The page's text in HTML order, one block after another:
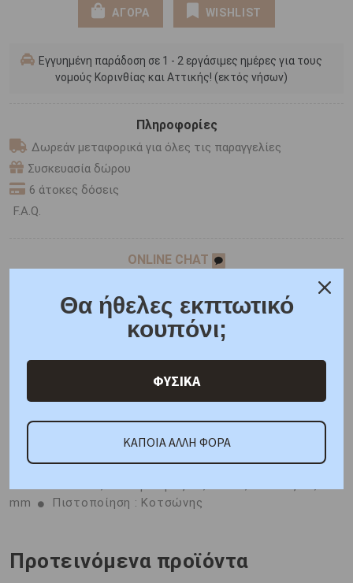
ΑΓΟΡΑ WISHLIST
Εγγυημένη παράδοση σε 1 - 2 εργάσιμες ημέρες για τους
νομούς Κορινθίας και Αττικής! (εκτός νήσων)
Πληροφορίες
Δωρεάν μεταφορικά για όλες τις παραγγελίες
Συσκευασία δώρου
6 άτοκες δόσεις
F.A.Q.
ONLINE CHAT
Κριτικές
ΑΠΟΣΤΟΛΗ ΣΕ 1 - 3 ΕΡΓΑΣΙΜΕΣ
Μέταλλο :
Λευκόχρυσος K14
Βάρος : 1,7 gr
Διαστάσεις:
mm
Πιστοποίηση : Κοτσώνης
Προτεινόμενα προϊόντα
Θα ήθελες εκπτωτικό
κουπόνι;
ΦΥΣΙΚΑ
ΚΑΠΟΙΑ ΑΛΛΗ ΦΟΡΑ